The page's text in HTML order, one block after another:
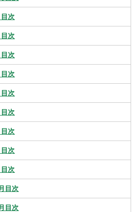
次
次
次
次
次
次
次
次
次
目次
目次